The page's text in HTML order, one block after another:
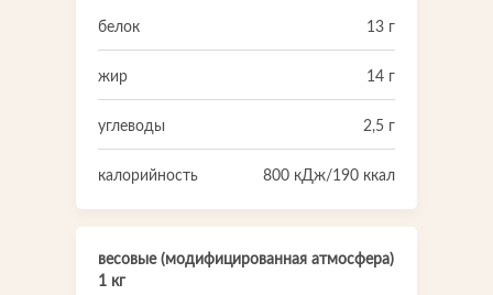
белок 13 г
жир 14 г
углеводы 2,5 г
калорийность 800 кДж/190 ккал
весовые (модифицированная атмосфера)
1 кг